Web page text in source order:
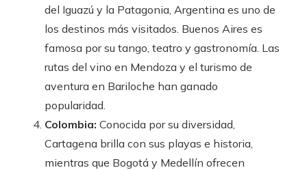
del Iguazú y la Patagonia, Argentina es uno de
los destinos más visitados. Buenos Aires es
famosa por su tango, teatro y gastronomía. Las
rutas del vino en Mendoza y el turismo de
aventura en Bariloche han ganado
popularidad.
Colombia: Conocida por su diversidad,
Cartagena brilla con sus playas e historia,
mientras que Bogotá y Medellín ofrecen